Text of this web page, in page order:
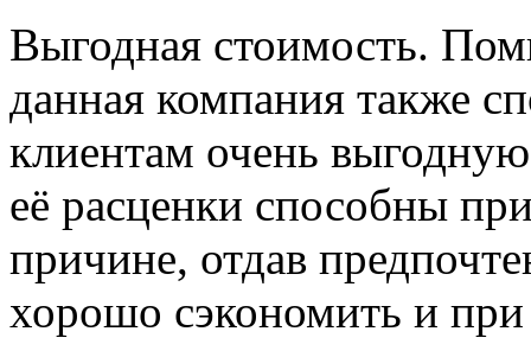
Выгодная стоимость.
данная компания также
клиентам очень
её расценки способны
причине, отдав
хорошо сэкономить и при